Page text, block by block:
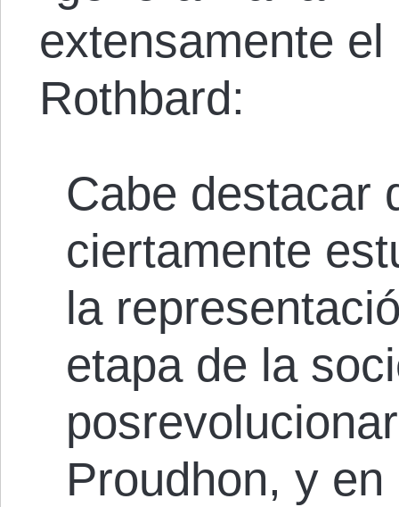
extensamente
Rothbard:
Cabe destacar
ciertamente
la
etapa de la
Proudhon, y